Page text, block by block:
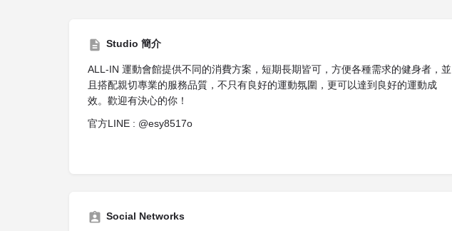
Studio 簡介
ALL-IN 運動會館提供不同的消費方案，短期長期皆可，方便各種需求的健身者，並
且搭配親切專業的服務品質，不只有良好的運動氛圍，更可以達到良好的運動成
效。歡迎有決心的你！
官方LINE : @esy8517o
Social Networks